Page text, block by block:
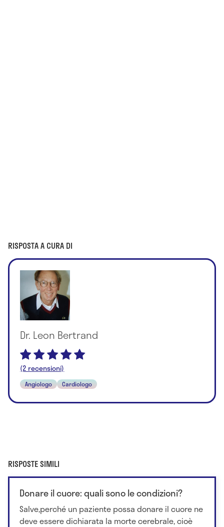
RISPOSTA A CURA DI
Dr. Leon Bertrand
(2 recensioni)
Angiologo Cardiologo
RISPOSTE SIMILI
Donare il cuore: quali sono le condizioni?
Salve,perché un paziente possa donare il cuore ne
deve essere dichiarata la morte cerebrale, cioè